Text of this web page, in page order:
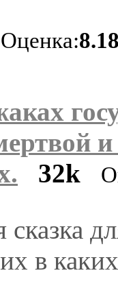
Оценка:
32k
сказка
в